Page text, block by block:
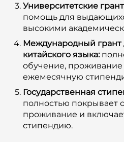
Университетские
помощь для
высокими
Международный грант
китайского языка:
обучение, проживание
ежемесячную
Государственная
полностью покрывает
проживание и
стипендию.